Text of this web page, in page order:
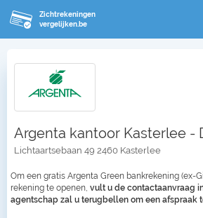
Zichtrekeningen
vergelijken.be
Argenta kantoor Kasterlee -
Lichtaartsebaan 49 2460 Kasterlee
Om een gratis Argenta Green bankrekening (ex-
rekening te openen, vult u de contactaanvraag
agentschap zal u terugbellen om een afspraak